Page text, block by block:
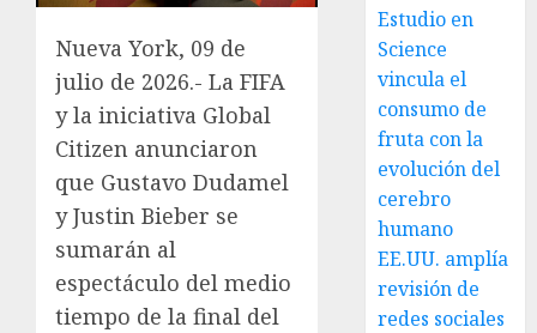
Nueva York, 09 de
julio de 2026.- La FIFA
y la iniciativa Global
Citizen anunciaron
que Gustavo Dudamel
y Justin Bieber se
sumarán al
espectáculo del medio
tiempo de la final del
Estudio en
Science
vincula el
consumo de
fruta con la
evolución del
cerebro
humano
EE.UU. amplía
revisión de
redes sociales